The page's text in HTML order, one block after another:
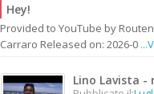
Hey!
Provided to YouTube by
Carraro Released on: 2026-0
Lino Lavista -